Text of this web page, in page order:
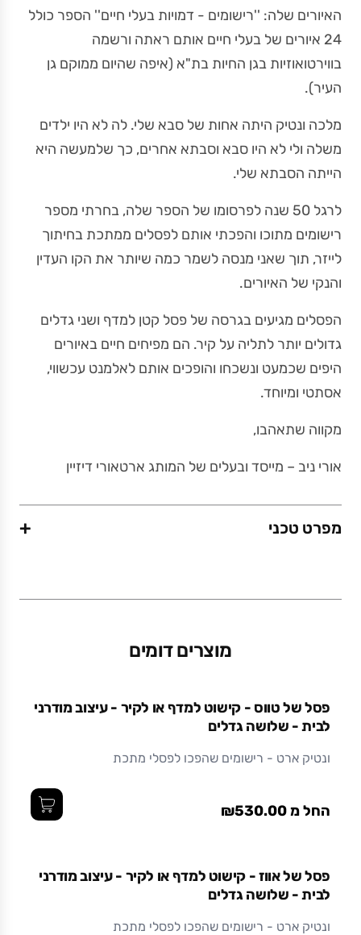
האיורים שלה: ''רישומים - דמויות בעלי חיים'' הספר כולל
24 איורים של בעלי חיים אותם ראתה ורשמה
בווירטואוזיות בגן החיות בת"א (איפה שהיום ממוקם גן
העיר).
מלכה ונטיק היתה אחות של סבא שלי. לה לא היו ילדים
משלה ולי לא היו סבא וסבתא אחרים, כך שלמעשה היא
הייתה הסבתא שלי.
לרגל 50 שנה לפרסומו של הספר שלה, בחרתי מספר
רישומים מתוכו והפכתי אותם לפסלים ממתכת בחיתוך
לייזר, תוך שאני מנסה לשמר כמה שיותר את הקו העדין
והנקי של האיורים.
הפסלים מגיעים בגרסה של פסל קטן למדף ושני גדלים
גדולים יותר לתליה על קיר. הם מפיחים חיים באיורים
היפים שכמעט ונשכחו והופכים אותם לאלמנט עכשווי,
אסתטי ומיוחד.
מקווה שתאהבו,
אורי ניב – מייסד ובעלים של המותג ארטאורי דיזיין
מפרט טכני +
משקל (גרם)
עמיד ואיכותי לאורך זמן.
מוצרים דומים
פסל של טווס - קישוט למדף או לקיר - עיצוב מודרני
לבית - שלושה גדלים
ונטיק ארט - רישומים שהפכו לפסלי מתכת
החל מ ₪530.00
פסל של אווז - קישוט למדף או לקיר - עיצוב מודרני
לבית - שלושה גדלים
ונטיק ארט - רישומים שהפכו לפסלי מתכת